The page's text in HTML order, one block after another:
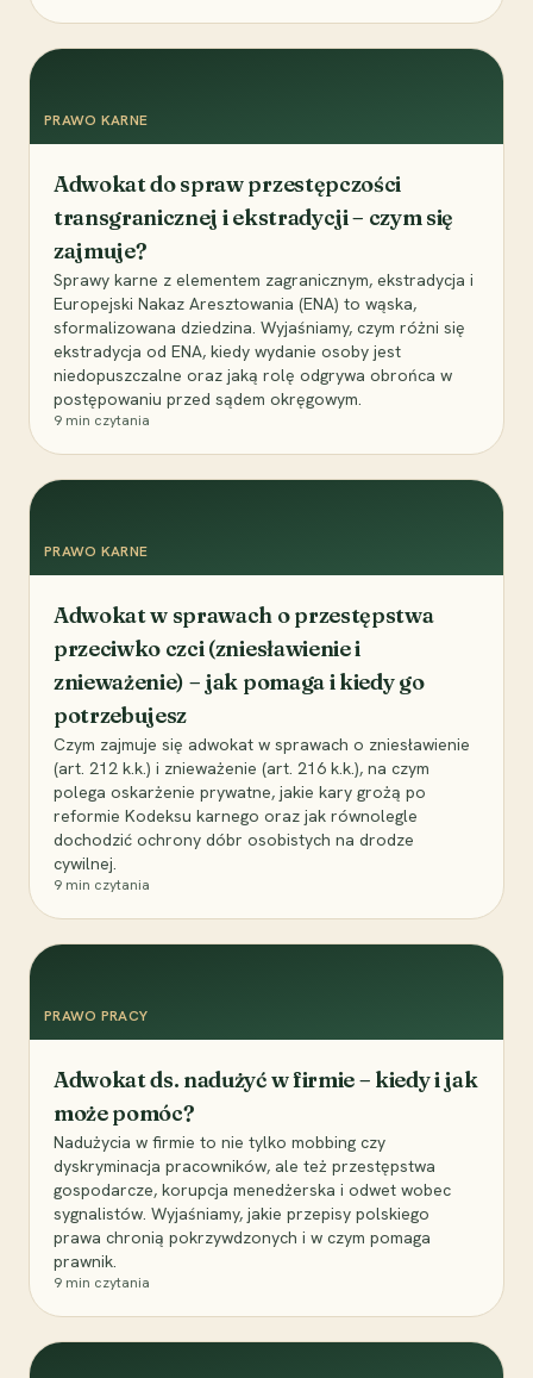
PRAWO KARNE
Adwokat do spraw przestępczości
transgranicznej i ekstradycji – czym się
zajmuje?
Sprawy karne z elementem zagranicznym, ekstradycja i
Europejski Nakaz Aresztowania (ENA) to wąska,
sformalizowana dziedzina. Wyjaśniamy, czym różni się
ekstradycja od ENA, kiedy wydanie osoby jest
niedopuszczalne oraz jaką rolę odgrywa obrońca w
postępowaniu przed sądem okręgowym.
9 min czytania
PRAWO KARNE
Adwokat w sprawach o przestępstwa
przeciwko czci (zniesławienie i
znieważenie) – jak pomaga i kiedy go
potrzebujesz
Czym zajmuje się adwokat w sprawach o zniesławienie
(art. 212 k.k.) i znieważenie (art. 216 k.k.), na czym
polega oskarżenie prywatne, jakie kary grożą po
reformie Kodeksu karnego oraz jak równolegle
dochodzić ochrony dóbr osobistych na drodze
cywilnej.
9 min czytania
PRAWO PRACY
Adwokat ds. nadużyć w firmie – kiedy i jak
może pomóc?
Nadużycia w firmie to nie tylko mobbing czy
dyskryminacja pracowników, ale też przestępstwa
gospodarcze, korupcja menedżerska i odwet wobec
sygnalistów. Wyjaśniamy, jakie przepisy polskiego
prawa chronią pokrzywdzonych i w czym pomaga
prawnik.
9 min czytania